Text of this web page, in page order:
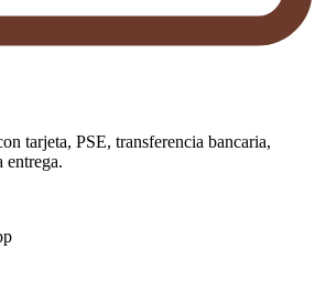
tarjeta, PSE, transferencia bancaria,
entrega.